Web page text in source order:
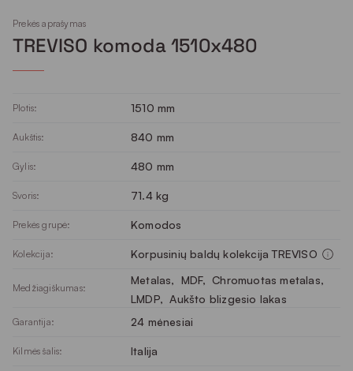
Prekės aprašymas
TREVISO komoda 1510x480
Plotis: 1510 mm
Aukštis: 840 mm
Gylis: 480 mm
Svoris: 71.4 kg
Prekės grupė: Komodos
Kolekcija: Korpusinių baldų kolekcija TREVISO
Medžiagiškumas:
Metalas, MDF, Chromuotas metalas,
LMDP, Aukšto blizgesio lakas
Garantija: 24 mėnesiai
Kilmės šalis: Italija